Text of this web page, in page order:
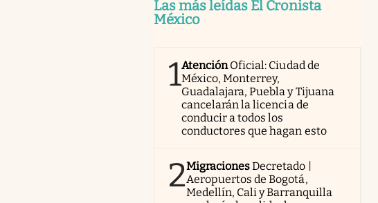
Las más leídas El Cronista
México
1AtenciónOficial: Ciudad de
México, Monterrey,
Guadalajara, Puebla y Tijuana
cancelarán la licencia de
conducir a todos los
conductores que hagan esto
2MigracionesDecretado |
Aeropuertos de Bogotá,
Medellín, Cali y Barranquilla